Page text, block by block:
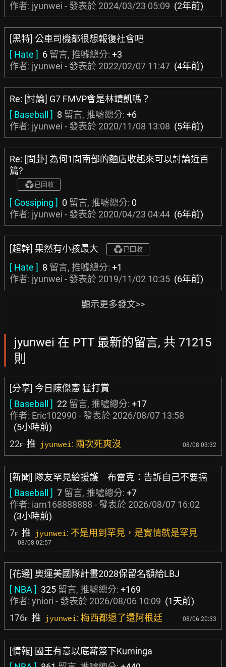
作者: jyunwei - 發表於 2024/03/23 05:09 (2年前)
[黑特] 公車司機都很想報復社會吧
[ Hate ] 6 留言, 推噓總分: +3
作者: jyunwei - 發表於 2022/02/07 11:47 (4年前)
Re: [討論] G7 FMVP會是林靖凱嗎？
[ Baseball ] 8 留言, 推噓總分: +6
作者: jyunwei - 發表於 2020/11/08 13:08 (5年前)
Re: [問卦] 為何1間南部的麵店收起來可以討論近百
篇?
已回收
[ Gossiping ] 0 留言, 推噓總分: 0
作者: jyunwei - 發表於 2020/04/23 04:44 (6年前)
[超幹] 果然有小孩最大 已回收
[ Hate ] 8 留言, 推噓總分: +1
作者: jyunwei - 發表於 2019/11/02 10:35 (6年前)
顯示更多發文>>
jyunwei 在 PTT 最新的留言, 共 71215
則
[分享] 今日陳傑憲 猛打賞
[ Baseball ] 22 留言, 推噓總分: +17
作者: Eric102990 - 發表於 2026/08/07 13:58
(5小時前)
22F 推 jyunwei: 兩次死爽沒 08/08 03:32
[新聞] 隊友罕見給援護 布雷克：告訴自己不要搞
[ Baseball ] 7 留言, 推噓總分: +7
作者: iam168888888 - 發表於 2026/08/07 16:02
(3小時前)
7F 推 jyunwei: 不是用到罕見，是實情就是罕見
08/08 02:57
[花邊] 奧運美國隊計畫2028保留名額給LBJ
[ NBA ] 325 留言, 推噓總分: +169
作者: yniori - 發表於 2026/08/06 10:09 (1天前)
176F 推 jyunwei: 梅西都退了還阿根廷 08/06 20:33
[情報] 國王有意以底薪簽下Kuminga